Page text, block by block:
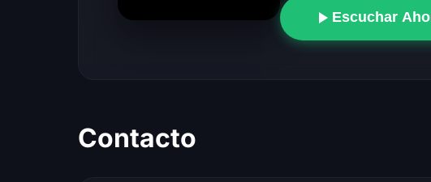
Escuchar
Contacto